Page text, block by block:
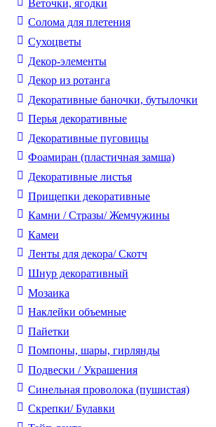
Веточки, ягодки
Солома для плетения
Cухоцветы
Декор-элементы
Декор из ротанга
Декоративные баночки, бутылочки
Перья декоративные
Декоративные пуговицы
Фоамиран (пластичная замша)
Декоративные листья
Прищепки декоративные
Камни / Cтразы/ Жемчужины
Камеи
Ленты для декора/ Скотч
Шнур декоративный
Мозаика
Наклейки объемные
Пайетки
Помпоны, шары, гирлянды
Подвески / Украшения
Синельная проволока (пушистая)
Скрепки/ Булавки